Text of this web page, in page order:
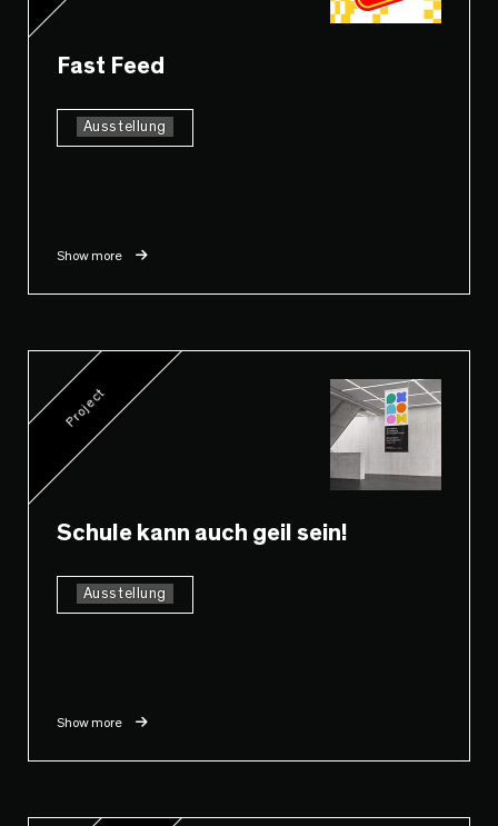
Fast Feed
Ausstellung
Show more
Project
Schule kann auch geil sein!
Ausstellung
Show more